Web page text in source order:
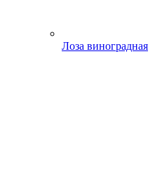
Лоза виноградная